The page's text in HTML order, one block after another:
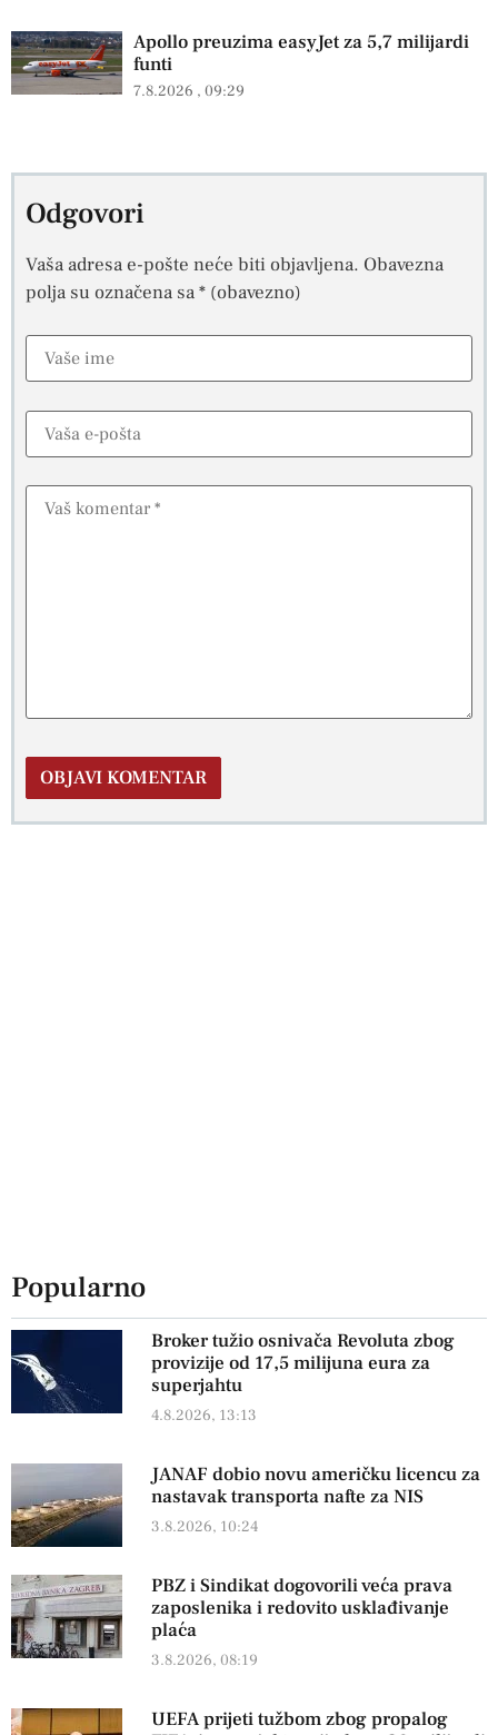
Apollo preuzima easyJet za 5,7 milijardi
funti
7.8.2026 09:29
Odgovori
Vaša adresa e-pošte neće biti objavljena. Obavezna
polja su označena sa* (obavezno)
Popularno
Broker tužio osnivača Revoluta zbog
provizije od 17,5 milijuna eura za
superjahtu
4.8.2026, 13:13
JANAF dobio novu američku licencu za
nastavak transporta nafte za NIS
3.8.2026, 10:24
PBZ i Sindikat dogovorili veća prava
zaposlenika i redovito usklađivanje
plaća
3.8.2026, 08:19
UEFA prijeti tužbom zbog propalog